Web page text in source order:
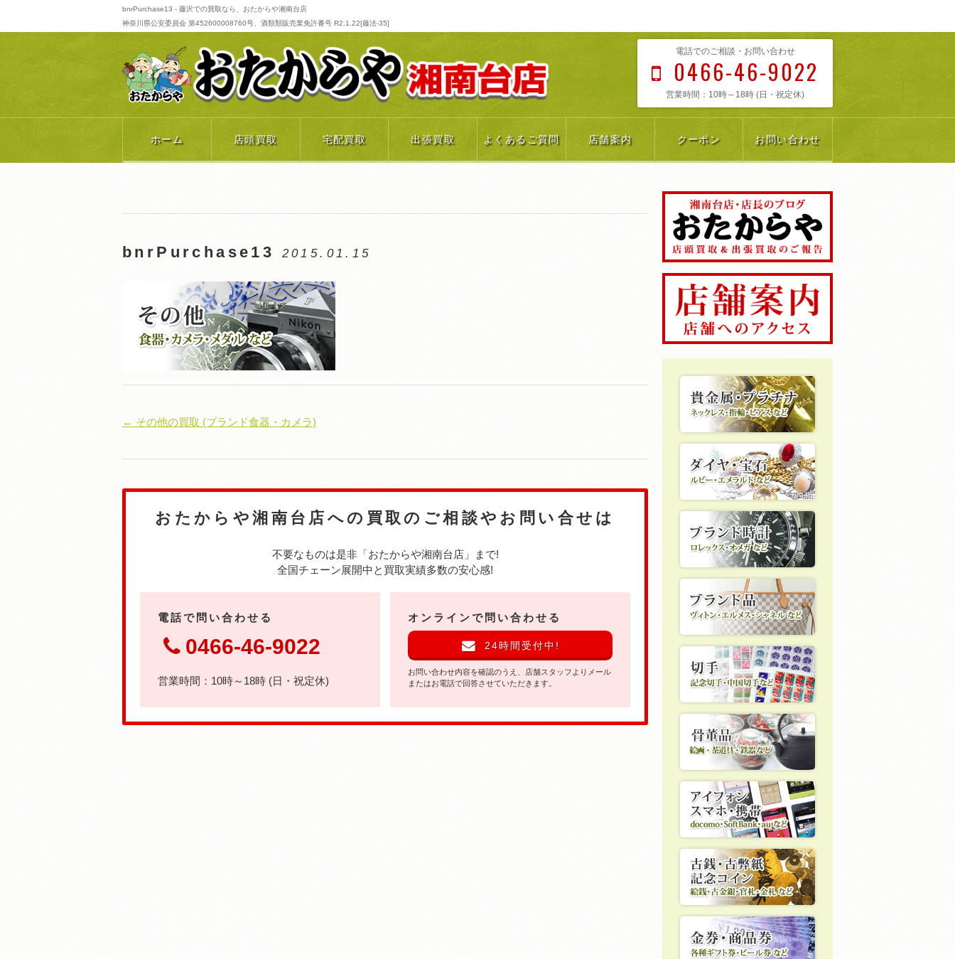
bnrPurchase13 - 藤沢での買取なら、おたからや湘南台店
神奈川県公安委員会 第452600008760号、酒類類販売業免許番号 R2.1.22[藤法-35]
電話でのご相談・お問い合わせ
0466-46-9022
営業時間：10時～18時 (日・祝定休)
ホーム 店頭買取 宅配買取 出張買取 よくあるご質問 店舗案内 クーポン お問い合わせ
bnrPurchase13 2015.01.15
← その他の買取 (ブランド食器・カメラ)
おたからや湘南台店への 買取のご相談やお問い合せは
不要なものは是非「おたからや湘南台店」まで!
全国チェーン展開中と買取実績多数の安心感!
電話で問い合わせる
0466-46-9022
営業時間：10時～18時 (日・祝定休)
オンラインで問い合わせる
24時間受付中!
お問い合わせ内容を確認のうえ、店舗スタッフよりメール
またはお電話で回答させていただきます。